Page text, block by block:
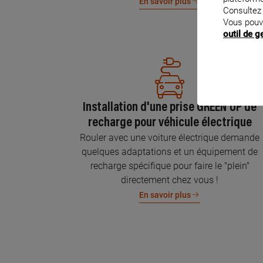
Installation d'une prise GREEN'UP de
recharge pour véhicule électrique
Rouler avec une voiture électrique demande
quelques adaptations et un équipement de
recharge spécifique pour faire le "plein"
directement chez vous !
En savoir plus
Vous
outil de